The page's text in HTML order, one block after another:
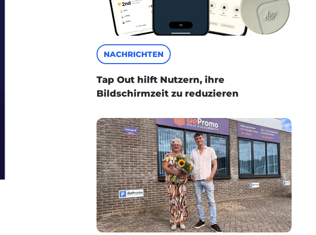
NACHRICHTEN
Tap Out hilft Nutzern, ihre
Bildschirmzeit zu reduzieren